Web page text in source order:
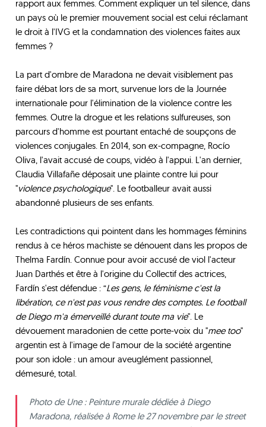
rapport aux femmes. Comment expliquer un tel silence, dans
un pays où le premier mouvement social est celui réclamant
le droit à l'IVG et la condamnation des violences faites aux
femmes ?
La part d'ombre de Maradona ne devait visiblement pas
faire débat lors de sa mort, survenue lors de la Journée
internationale pour l'élimination de la violence contre les
femmes. Outre la drogue et les relations sulfureuses, son
parcours d'homme est pourtant entaché de soupçons de
violences conjugales. En 2014, son ex-compagne, Rocío
Oliva, l'avait accusé de coups, vidéo à l'appui. L'an dernier,
Claudia Villafañe déposait une plainte contre lui pour
"violence psychologique". Le footballeur avait aussi
abandonné plusieurs de ses enfants.
Les contradictions qui pointent dans les hommages féminins
rendus à ce héros machiste se dénouent dans les propos de
Thelma Fardín. Connue pour avoir accusé de viol l'acteur
Juan Darthés et être à l'origine du Collectif des actrices,
Fardín s'est défendue : “Les gens, le féminisme c'est la
libération, ce n'est pas vous rendre des comptes. Le football
de Diego m'a émerveillé durant toute ma vie". Le
dévouement maradonien de cette porte-voix du "mee too"
argentin est à l'image de l'amour de la société argentine
pour son idole : un amour aveuglément passionnel,
démesuré, total.
Photo de Une : Peinture murale dédiée à Diego
Maradona, réalisée à Rome le 27 novembre par le street